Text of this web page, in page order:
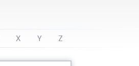
X Y Z